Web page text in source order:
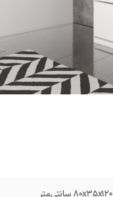
80x35x120 سانتی‌متر